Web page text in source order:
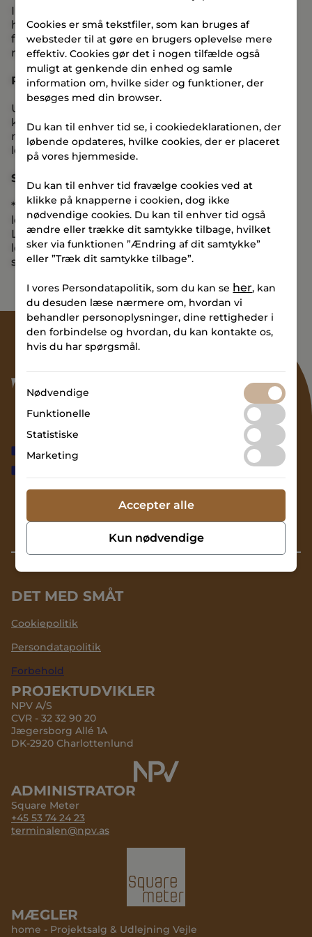
I boligen vil forekomme de for
hovedejendommens eller de øvrige boligers
forsyning og ventilation og nødvendige
rørgennemføringer.
Prøveboliger
Udlejer indretter løbende prøveboliger, hvor der
kan være gengivet genstande, udstyr, indretning,
materialer og produkter, som ikke indgår i den
lejede bolig.
Studieboliggaranti
*Vilkår og betingelser: Tilbuddet gælder nye
lejekontrakter underskrevet senest 27. juli 2026.
Lejer kan uden omkostninger annullere
lejekontrakten ved dokumentation for afslag på
studieoptag senest 30. juli 2026.
Find bolig
Lokation Kontakt
DET MED SMÅT
Cookiepolitik
Persondatapolitik
Forbehold
PROJEKTUDVIKLER
NPV A/S
CVR - 32 32 90 20
Jægersborg Allé 1A
DK-2920 Charlottenlund
ADMINISTRATOR
Square Meter
+45 53 74 24 23
terminalen@npv.as
MÆGLER
home - Projektsalg & Udlejning Vejle
Cookies er små tekstfiler, som kan bruges af
websteder til at gøre en brugers oplevelse mere
effektiv. Cookies gør det i nogen tilfælde også
muligt at genkende din enhed og samle
information om, hvilke sider og funktioner, der
besøges med din browser.
Du kan til enhver tid se, i cookiedeklarationen, der
løbende opdateres, hvilke cookies, der er placeret
på vores hjemmeside.
Du kan til enhver tid fravælge cookies ved at
klikke på knapperne i cookien, dog ikke
nødvendige cookies. Du kan til enhver tid også
ændre eller trække dit samtykke tilbage, hvilket
sker via funktionen ”Ændring af dit samtykke”
eller ”Træk dit samtykke tilbage”.
I vores Persondatapolitik, som du kan se her, kan
du desuden læse nærmere om, hvordan vi
behandler personoplysninger, dine rettigheder i
den forbindelse og hvordan, du kan kontakte os,
hvis du har spørgsmål.
Nødvendige
Funktionelle
Statistiske
Marketing
Kun nødvendige
Accepter alle